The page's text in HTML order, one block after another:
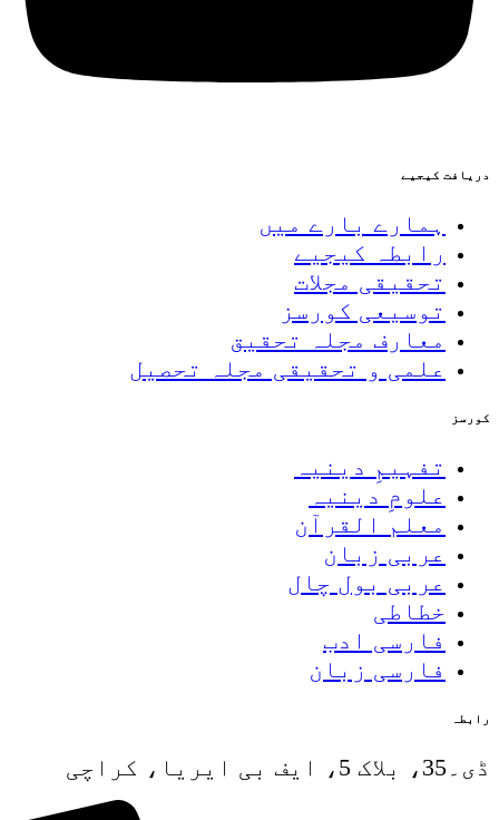
دریافت کیجیے
ہمارے بارے میں
رابطہ کیجیے
تحقیقی مجلات
توسیعی کورسز
معارف مجلہ تحقیق
علمی و تحقیقی مجلہ تحصیل
کورسز
تفہیمِ دینیہ
علومِ دینیہ
معلم القرآن
عربی زبان
عربی بول چال
خطاطی
فارسی ادب
فارسی زبان
رابطہ
ڈی۔35، بلاک 5، ایف بی ایریا، کراچی